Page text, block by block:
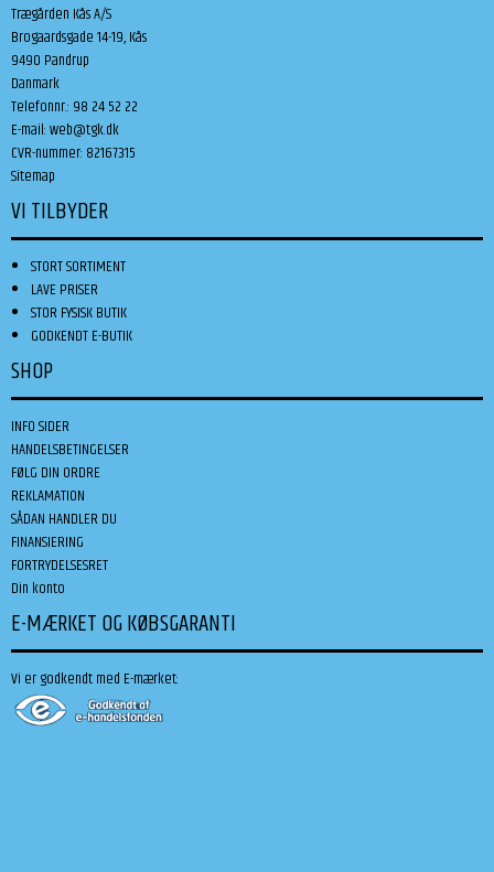
Trægården Kås A/S
Brogaardsgade 14-19, Kås
9490 Pandrup
Danmark
Telefonnr.: 98 24 52 22
E-mail:web@tgk.dk
CVR-nummer: 82167315
Sitemap
VI TILBYDER
STORT SORTIMENT
LAVE PRISER
STOR FYSISK BUTIK
GODKENDT E-BUTIK
SHOP
INFO SIDER
HANDELSBETINGELSER
FØLG DIN ORDRE
REKLAMATION
SÅDAN HANDLER DU
FINANSIERING
FORTRYDELSESRET
Din konto
E-MÆRKET OG KØBSGARANTI
Vi er godkendt med E-mærket: